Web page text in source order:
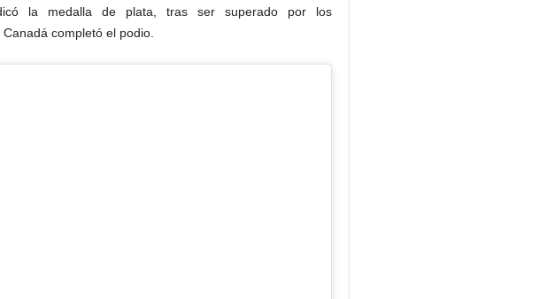
la medalla de plata, tras ser superado por los
completó el podio.